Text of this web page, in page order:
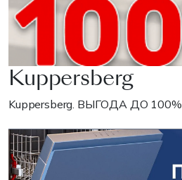
Kuppersberg
Kuppersberg. ВЫГОДА ДО 100%